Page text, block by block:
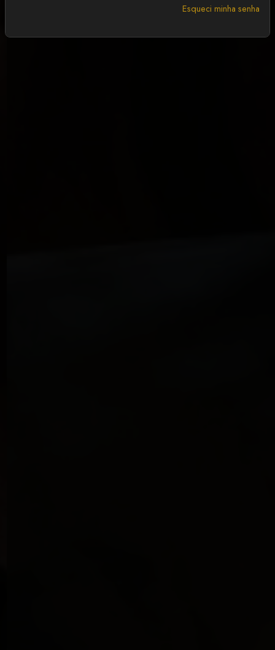
Esqueci minha senha